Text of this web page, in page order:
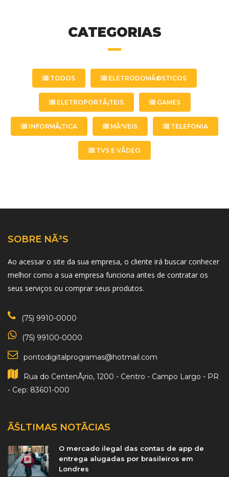
CATEGORIAS
TODOS ELETRODOMÃ©STICOS
ELETROPORTÃ¡TEIS GAMES
INFORMÃ¡TICA MÃ³VEIS TELEFONIA
TVS E VÃ­DEO
SOBRE NÃ³S
Ao acessar o site da sua empresa, o cliente irá buscar conhecer
melhor como a sua empresa funciona antes de contratar os
seus serviços ou comprar seus produtos.
(75) 9910-0000
(75) 99100-0000
pontodigitalprogramas@hotmail.com
Rua do CentenÃ¡rio, 1200 - Centro - Campo Largo - PR
- Cep: 83601-000
ÃŠLTIMAS NOTÃ­CIAS
O mercado ilegal das contas de app de
entrega alugadas por brasileiros em
Londres